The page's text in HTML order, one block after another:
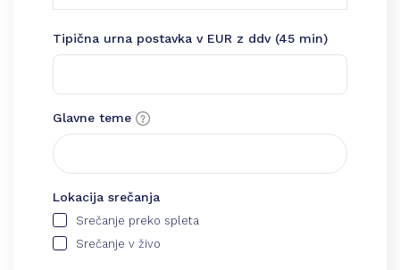
Tipična urna postavka v EUR z ddv (45 min)
Glavne teme
Lokacija srečanja
Srečanje preko spleta
Srečanje v živo